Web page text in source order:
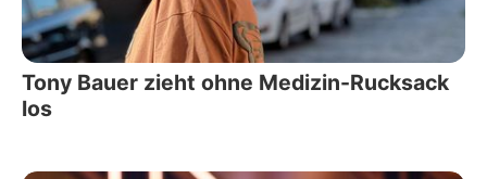
Tony Bauer zieht ohne Medizin-Rucksack
los